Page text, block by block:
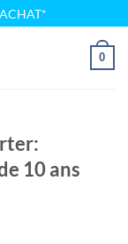
0
10 ans